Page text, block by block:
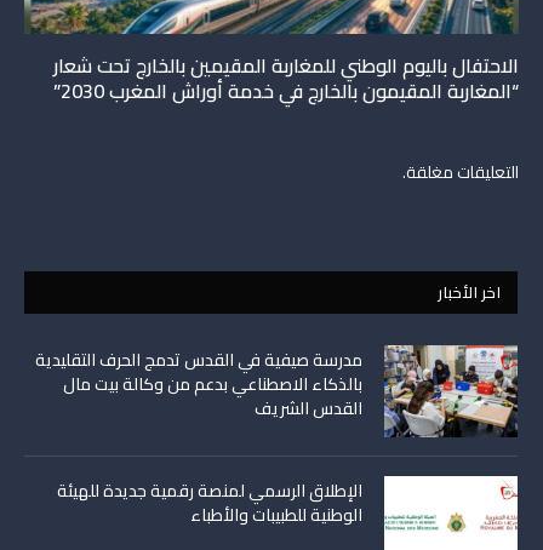
الاحتفال باليوم الوطني للمغاربة المقيمين بالخارج تحت شعار
“المغاربة المقيمون بالخارج في خدمة أوراش المغرب 2030”
التعليقات مغلقة.
اخر الأخبار
مدرسة صيفية في القدس تدمج الحرف التقليدية
بالذكاء الاصطناعي بدعم من وكالة بيت مال
القدس الشريف
الإطلاق الرسمي لمنصة رقمية جديدة للهيئة
الوطنية للطبيبات والأطباء